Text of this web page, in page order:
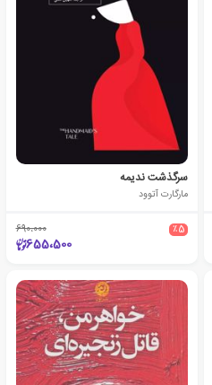
سرگذشت ندیمه
مارگارت آتوود
٪5 690،000
655،500